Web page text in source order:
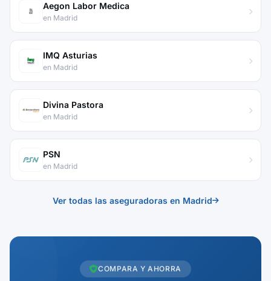
Aegon Labor Medica
en Madrid
IMQ Asturias
en Madrid
Divina Pastora
en Madrid
PSN
en Madrid
Ver todas las aseguradoras en Madrid
COMPARA Y AHORRA